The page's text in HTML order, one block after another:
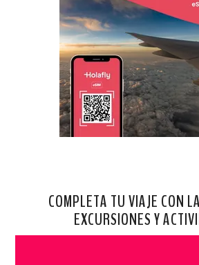
COMPLETA TU VIAJE CON
EXCURSIONES Y